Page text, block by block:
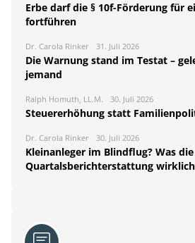
Erbe darf die § 10f-Förderung für
fortführen
Dr. Carola Rinker 31. Juli 2026
Die Warnung stand im Testat –
jemand
Ralph Homuth, LL.M. 30. Juli 2026
Steuererhöhung statt
Dr. Carola Rinker 30. Juli 2026
Kleinanleger im Blindflug? Was
Quartalsberichterstattung